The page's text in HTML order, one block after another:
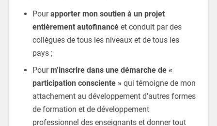
Pourapporter mon soutien à un projet
entièrement autofinancéet conduit par des
collègues de tous les niveaux et de tous les
pays ;
Pourm’inscrire dans une démarche de «
participation consciente »qui témoigne de mon
attachement au développement d’autres formes
de formation et de développement
professionnel des enseignants et donner tout